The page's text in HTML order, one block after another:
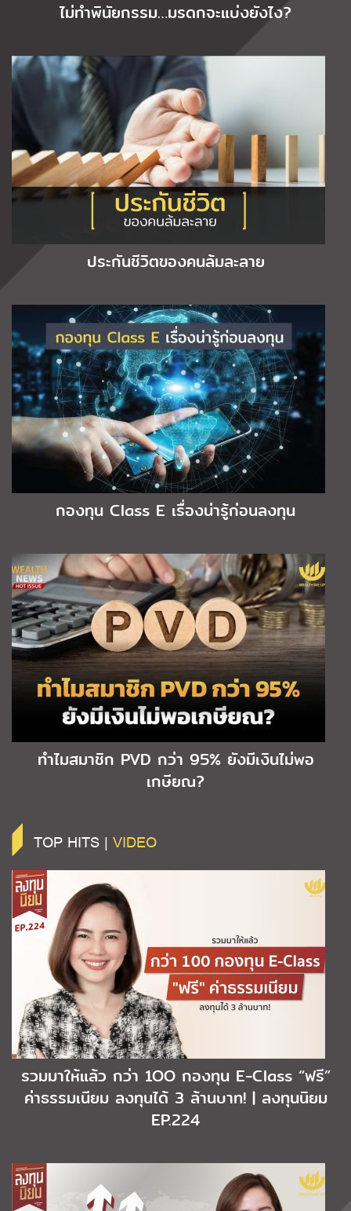
ไม่ทำพินัยกรรม…มรดกจะแบ่งยังไง?
ประกันชีวิตของคนล้มละลาย
กองทุน Class E เรื่องน่ารู้ก่อนลงทุน
ทำไมสมาชิก PVD กว่า 95% ยังมีเงินไม่พอ
เกษียณ?
TOP HITS | VIDEO
รวมมาให้แล้ว กว่า 1OO กองทุน E-Class “ฟรี”
ค่าธรรมเนียม ลงทุนได้ 3 ล้านบาท! | ลงทุนนิยม
EP.224